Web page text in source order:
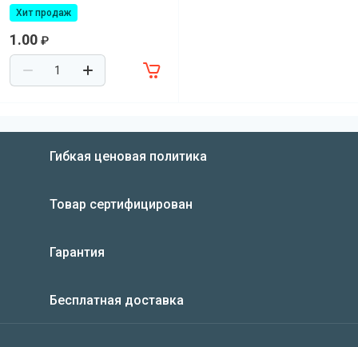
Хит продаж
1.00 ₽
Гибкая ценовая политика
Товар сертифицирован
Гарантия
Бесплатная доставка